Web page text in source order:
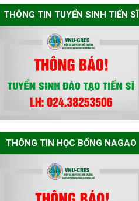
họp Tiểu ban
chuyên môn đánh
giá hồ sơ chuyên
môn cho các thí
sinh dự tuyển
nghiên cứu sinh
đợt 1 năm 2026
Thông báo danh
sách thí sinh đủ
điều kiện dự tuyển
Chương trình đào
THÔNG TIN TUYỂN SINH TIẾN SĨ
THÔNG TIN HỌC BỔNG NAGAO